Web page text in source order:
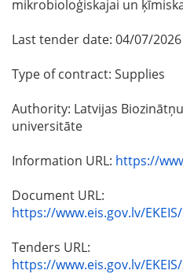
mikrobioloģiskajai un
Last tender date: 04/07/
Type of contract: Supplies
Authority: Latvijas
universitāte
Information URL: https://
Document URL:
https://www.eis.gov.lv/
Tenders URL:
https://www.eis.gov.lv/